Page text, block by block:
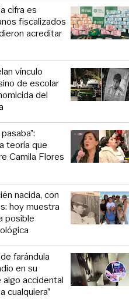
cifra es
fiscalizados
acreditar
vínculo
de escolar
del
teoría que
Camila Flores
nacida, con
hoy muestra
posible
farándula
en su
algo accidental
cualquiera”